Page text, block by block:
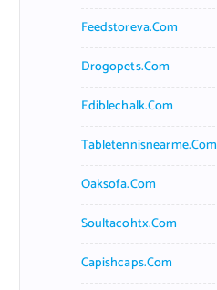
Feedstoreva.com
Drogopets.com
Ediblechalk.com
Tabletennisnearme.com
Oaksofa.com
Soultacohtx.com
Capishcaps.com